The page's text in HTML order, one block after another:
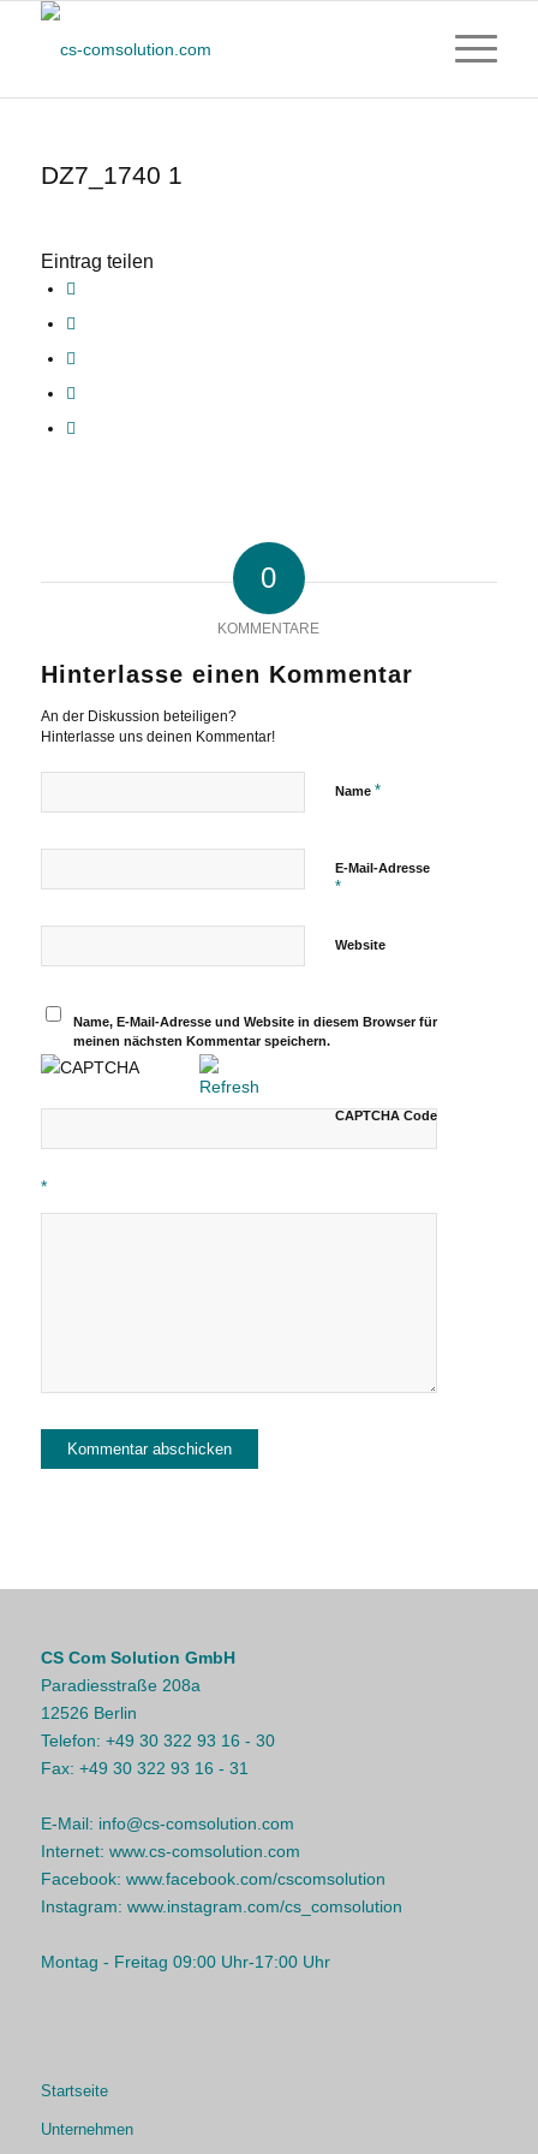
DZ7_1740 1
Eintrag teilen
0
KOMMENTARE
Hinterlasse einen Kommentar
An der Diskussion beteiligen?
Hinterlasse uns deinen Kommentar!
Name *
E-Mail-Adresse
*
Website
Name, E-Mail-Adresse und Website in diesem Browser für
meinen nächsten Kommentar speichern.
CAPTCHA Code
*
CS Com Solution GmbH
Paradiesstraße 208a
12526 Berlin
Telefon: +49 30 322 93 16 - 30
Fax: +49 30 322 93 16 - 31
E-Mail: info@cs-comsolution.com
Internet: www.cs-comsolution.com
Facebook: www.facebook.com/cscomsolution
Instagram: www.instagram.com/cs_comsolution
Montag - Freitag 09:00 Uhr-17:00 Uhr
Startseite
Unternehmen